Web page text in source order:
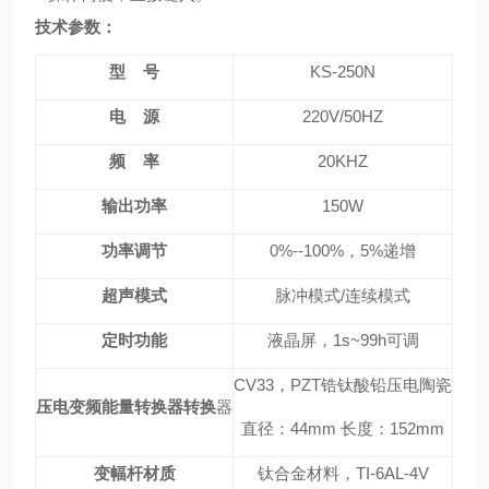
技术参数：
型 号 KS-250N
电 源 220V/50HZ
频 率 20KHZ
输出功率 150W
功率调节 0%--100%，5%递增
超声模式 脉冲模式/连续模式
定时功能 液晶屏，1s~99h可调
压电变频能量转换器转换器
CV33，PZT锆钛酸铅压电陶瓷
直径：44mm 长度：152mm
变幅杆材质 钛合金材料，TI-6AL-4V